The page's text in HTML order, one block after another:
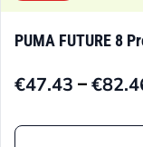
PUMA FUTURE 8
€47.43 –€
Preisspanne:
Dieses